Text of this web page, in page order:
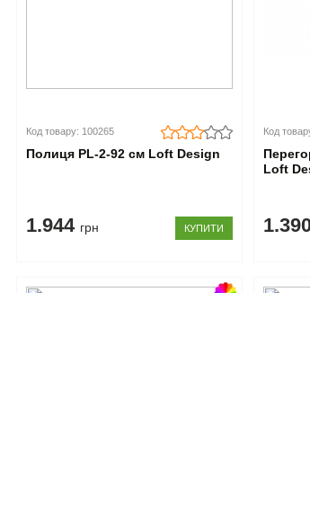
Код товару: 100265
Полиця PL-2-92 см Loft Design
1.944 грн КУПИТИ
Код
Loft